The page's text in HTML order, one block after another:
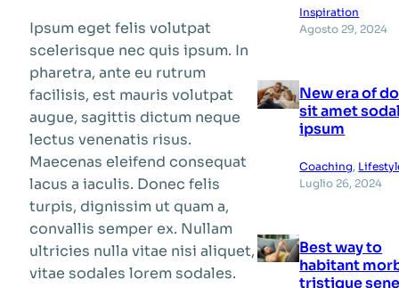
Ipsum eget felis volutpat
scelerisque nec quis ipsum. In
pharetra, ante eu rutrum
facilisis, est mauris volutpat
augue, sagittis dictum neque
lectus venenatis risus.
Maecenas eleifend consequat
lacus a iaculis. Donec felis
turpis, dignissim ut quam a,
convallis semper ex. Nullam
ultricies nulla vitae nisi aliquet,
vitae sodales lorem sodales.
Inspiration
Agosto 29, 2024
New era of
sit amet
ipsum
Coaching,
Luglio 26, 2024
Best way to
habitant
tristique